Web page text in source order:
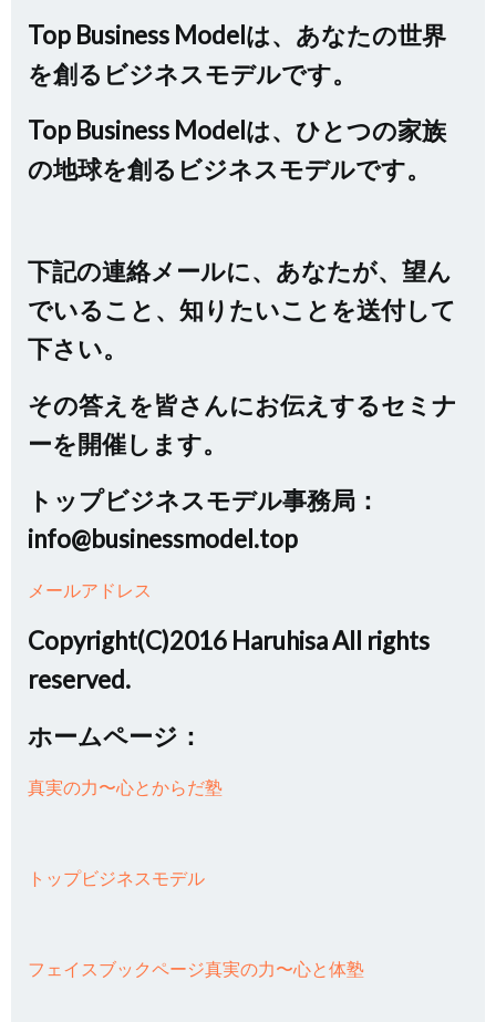
Top Business Modelは、あなたの世界
を創るビジネスモデルです。
Top Business Modelは、ひとつの家族
の地球を創るビジネスモデルです。
下記の連絡メールに、あなたが、望ん
でいること、知りたいことを送付して
下さい。
その答えを皆さんにお伝えするセミナ
ーを開催します。
トップビジネスモデル事務局：
info@businessmodel.top
メールアドレス
Copyright(C)2016 Haruhisa All rights
reserved.
ホームページ：
真実の力〜心とからだ塾
トップビジネスモデル
フェイスブックページ真実の力〜心と体塾